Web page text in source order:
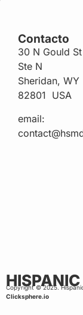
Contacto
30 N Gould St
Ste N
Sheridan, WY
82801 USA
email:
Copyright © 2025.
Clicksphere.io